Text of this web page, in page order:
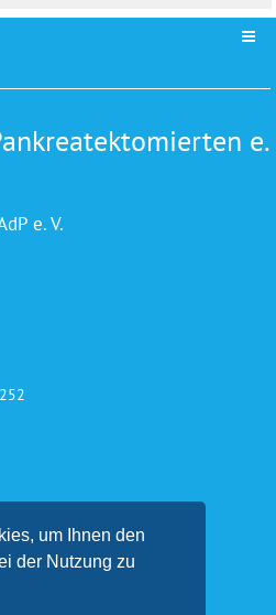
um Ihnen den
der Nutzung zu
e.
e. V.